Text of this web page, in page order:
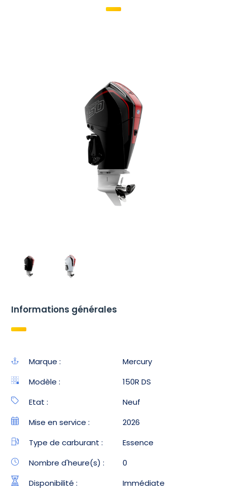
Informations générales
Marque :
Mercury
Modèle :
150R DS
Etat :
Neuf
Mise en service :
2026
Type de carburant :
Essence
Nombre d'heure(s) :
0
Disponibilité :
Immédiate